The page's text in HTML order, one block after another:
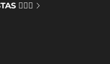
🙅🏻‍♀️​